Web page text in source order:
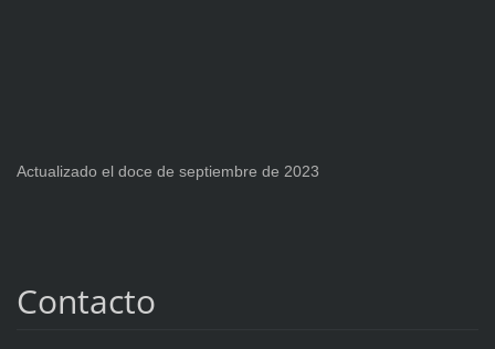
Actualizado el doce de septiembre de 2023
Contacto